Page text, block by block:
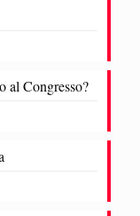
al Congresso?